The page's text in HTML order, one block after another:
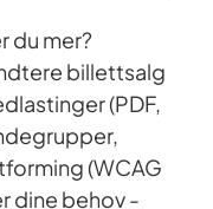
du mer?
billettsalg
(PDF,
(WCAG
dine behov -